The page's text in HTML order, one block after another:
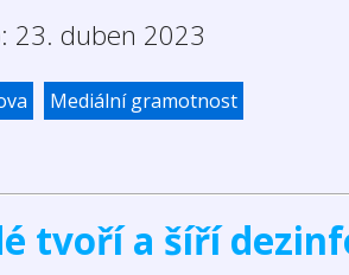
23. duben 2023
Mediální gramotnost
tvoří a šíří